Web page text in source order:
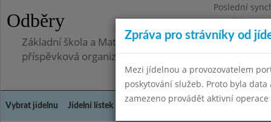
Odběry
Poslední
Pondělí
Základní škola a Mateřská škola Telnice, okres Brno-
příspěvková organizace
Vybrat jídelnu Jídelní lístek Kontakty a informace
Zpráva pro strávníky od
Mezi jídelnou a provozovatelem
poskytování služeb. Proto byla
zamezeno provádět aktivní